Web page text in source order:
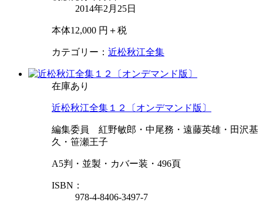
2014年2月25日
本体12,000 円＋税
カテゴリー： 近松秋江全集
在庫あり
近松秋江全集１２〔オンデマンド版〕
編集委員 紅野敏郎・中尾務・遠藤英雄・田沢基
久・笹瀬王子
A5判・並製・カバー装・496頁
ISBN：
978-4-8406-3497-7